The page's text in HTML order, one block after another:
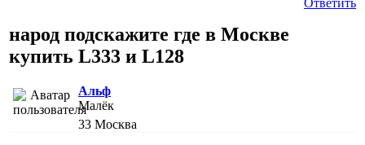
народ подскажите где в Москве
купить L333 и L128
Альф
Малёк
33 Москва